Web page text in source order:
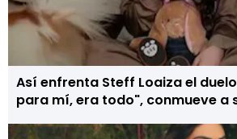
Así enfrenta Steff Loaiza el
para mí, era todo", conmueve a